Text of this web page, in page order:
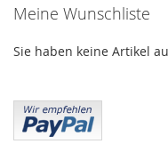
Meine Wunschliste
Sie haben keine Artikel